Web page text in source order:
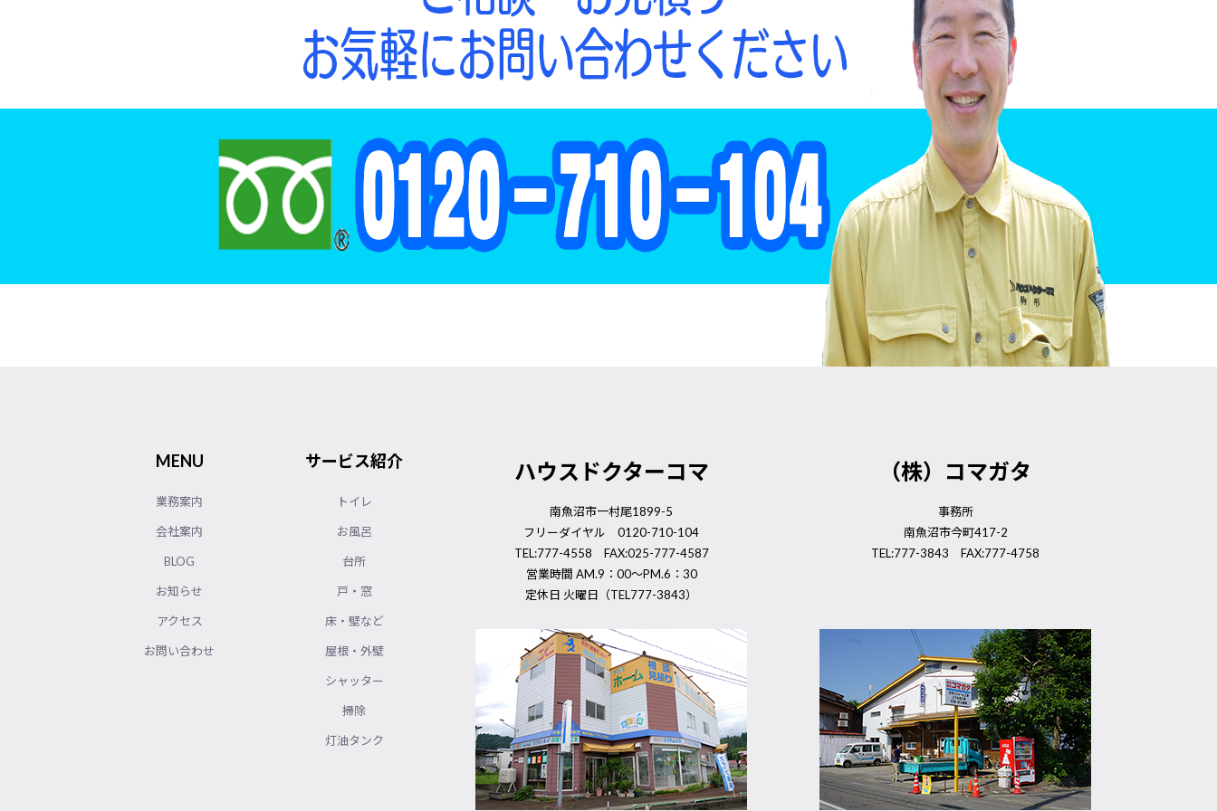
MENU
業務案内
会社案内
BLOG
お知らせ
アクセス
お問い合わせ
サービス紹介
トイレ
お風呂
台所
戸・窓
床・壁など
屋根・外壁
シャッター
掃除
灯油タンク
ハウスドクターコマ
南魚沼市一村尾1899-5
フリーダイヤル 0120-710-104
TEL:777-4558 FAX:025-777-4587
営業時間 AM.9：00～PM.6：30
定休日 火曜日（TEL777-3843）
（株）コマガタ
事務所
南魚沼市今町417-2
TEL:777-3843 FAX:777-4758